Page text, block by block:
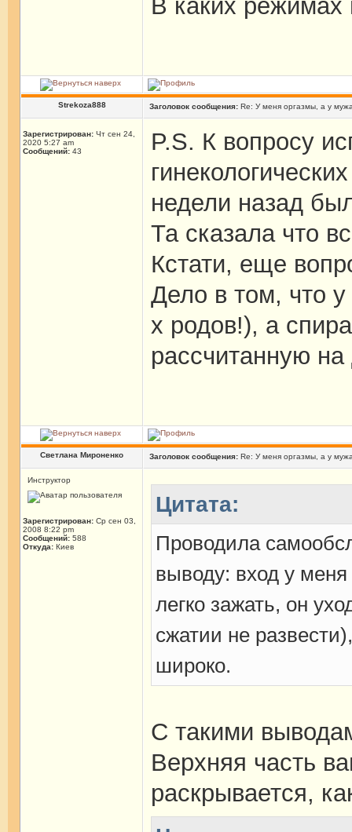
В каких режимах
Strekoza888 Заголовок сообщения: Re: У меня оргазмы, а у
Зарегистрирован: Чт сен 24,
2020 5:27 am
Сообщений: 43
P.S. К вопросу
недели назад
Та сказала что
Кстати, еще
Дело в том, что
х родов!), а
рассчитанную
Светлана Мироненко Заголовок сообщения: Re: У меня оргазмы, а у
Инструктор
Зарегистрирован: Ср сен 03,
2008 8:22 pm
Сообщений: 588
Откуда: Киев
Цитата:
Проводила
выводу: вход у меня
легко зажать, он
сжатии не
широко.
С такими
Верхняя часть
раскрывается,